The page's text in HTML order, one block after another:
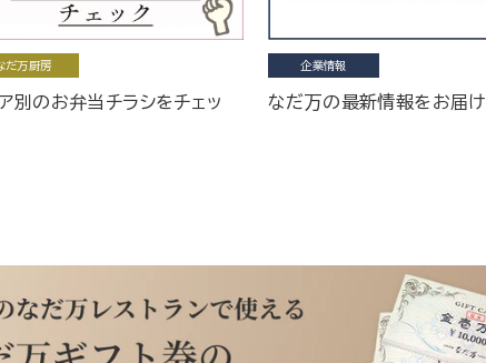
だ万厨房
別のお弁当チラシをチェッ
企業情報
なだ万の最新情報をお届け